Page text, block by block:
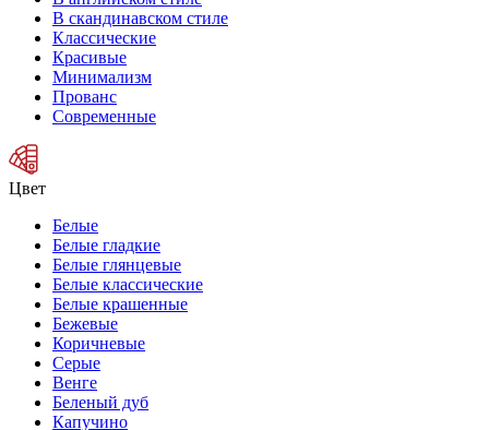
В скандинавском стиле
Классические
Красивые
Минимализм
Прованс
Современные
Цвет
Белые
Белые гладкие
Белые глянцевые
Белые классические
Белые крашенные
Бежевые
Коричневые
Серые
Венге
Беленый дуб
Капучино